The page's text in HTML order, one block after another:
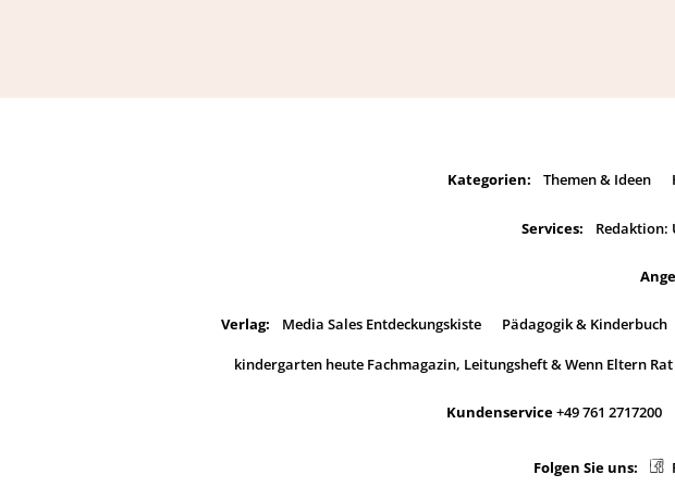
Kategorien: Themen & Ideen
Services: Redaktion:
Verlag: Media Sales Entdeckungskiste Pädagogik & Kinderbuch
kindergarten heute Fachmagazin, Leitungsheft & Wenn Eltern Rat
Kundenservice+49 761 2717200
Folgen Sie uns: